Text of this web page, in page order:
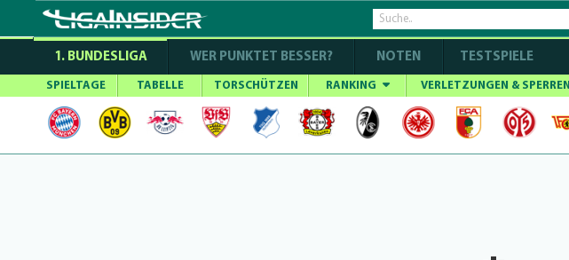
1. BUNDESLIGA WER PUNKTET BESSER? NOTEN TESTSPIELE
SPIELTAGE TABELLE TORSCHÜTZEN RANKING VERLETZUNGEN & SPERREN